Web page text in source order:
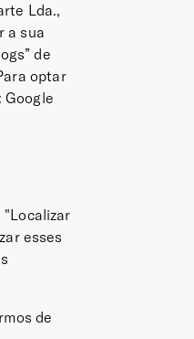
Lda.,
a sua
de
optar
Google
"Localizar
esses
de